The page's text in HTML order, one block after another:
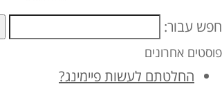
חפש עבור:
פוסטים אחרונים
החלטתם לעשות פיימינג?